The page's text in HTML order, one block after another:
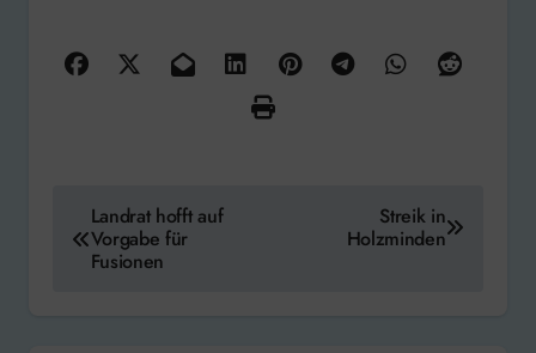
Beitragsnavigation
Landrat hofft auf
Vorgabe für
Fusionen
Streik in
Holzminden